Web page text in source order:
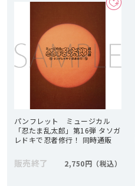
パンフレット ミュージカル
「忍たま乱太郎」第16弾 タソガ
レドキで忍者修行！ 同時通販
販売終了 2,750円